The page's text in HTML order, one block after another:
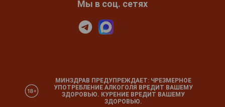
Мы в соц. сетях
МИНЗДРАВ ПРЕДУПРЕЖДАЕТ: ЧРЕЗМЕРНОЕ
УПОТРЕБЛЕНИЕ АЛКОГОЛЯ ВРЕДИТ ВАШЕМУ
ЗДОРОВЬЮ. КУРЕНИЕ ВРЕДИТ ВАШЕМУ
ЗДОРОВЬЮ.